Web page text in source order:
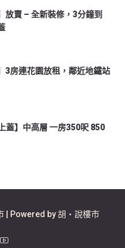
放賣 – 全新裝修，3分鐘到
3房連花園放租，鄰近地鐵站
蓋】中高層 一房350呎 850
| Powered by 胡‧說樓市